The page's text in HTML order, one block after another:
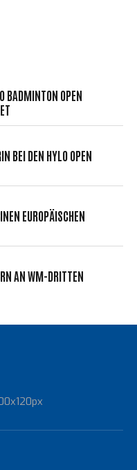
BADMINTON OPEN
BEI DEN HYLO OPEN
EUROPÄISCHEN
AN WM-DRITTEN